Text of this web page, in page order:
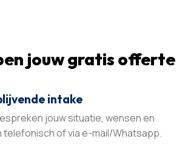
jouw gratis offerte
intake
jouw situatie, wensen en
telefonisch of via e-mail/Whatsapp.